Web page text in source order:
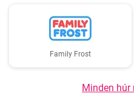
Family Frost
Minden húr